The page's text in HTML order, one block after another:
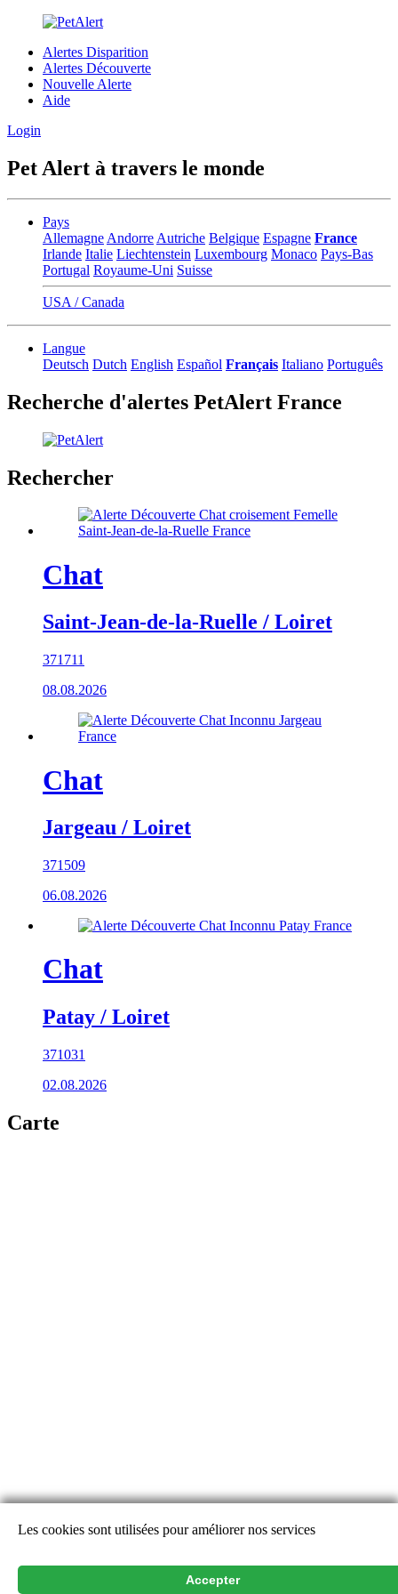
Alertes Disparition
Alertes Découverte
Nouvelle Alerte
Aide
Login
Pet Alert à travers le monde
Pays
Allemagne Andorre Autriche Belgique Espagne France
Irlande Italie Liechtenstein Luxembourg Monaco Pays-Bas
Portugal Royaume-Uni Suisse
USA / Canada
Langue
Deutsch Dutch English Español Français Italiano Português
Recherche d'alertes PetAlert France
Rechercher
Chat
Saint-Jean-de-la-Ruelle / Loiret
371711
08.08.2026
Chat
Jargeau / Loiret
371509
06.08.2026
Chat
Patay / Loiret
371031
02.08.2026
Carte
Alertes Disparition
Les cookies sont utilisées pour améliorer nos services
Accepter